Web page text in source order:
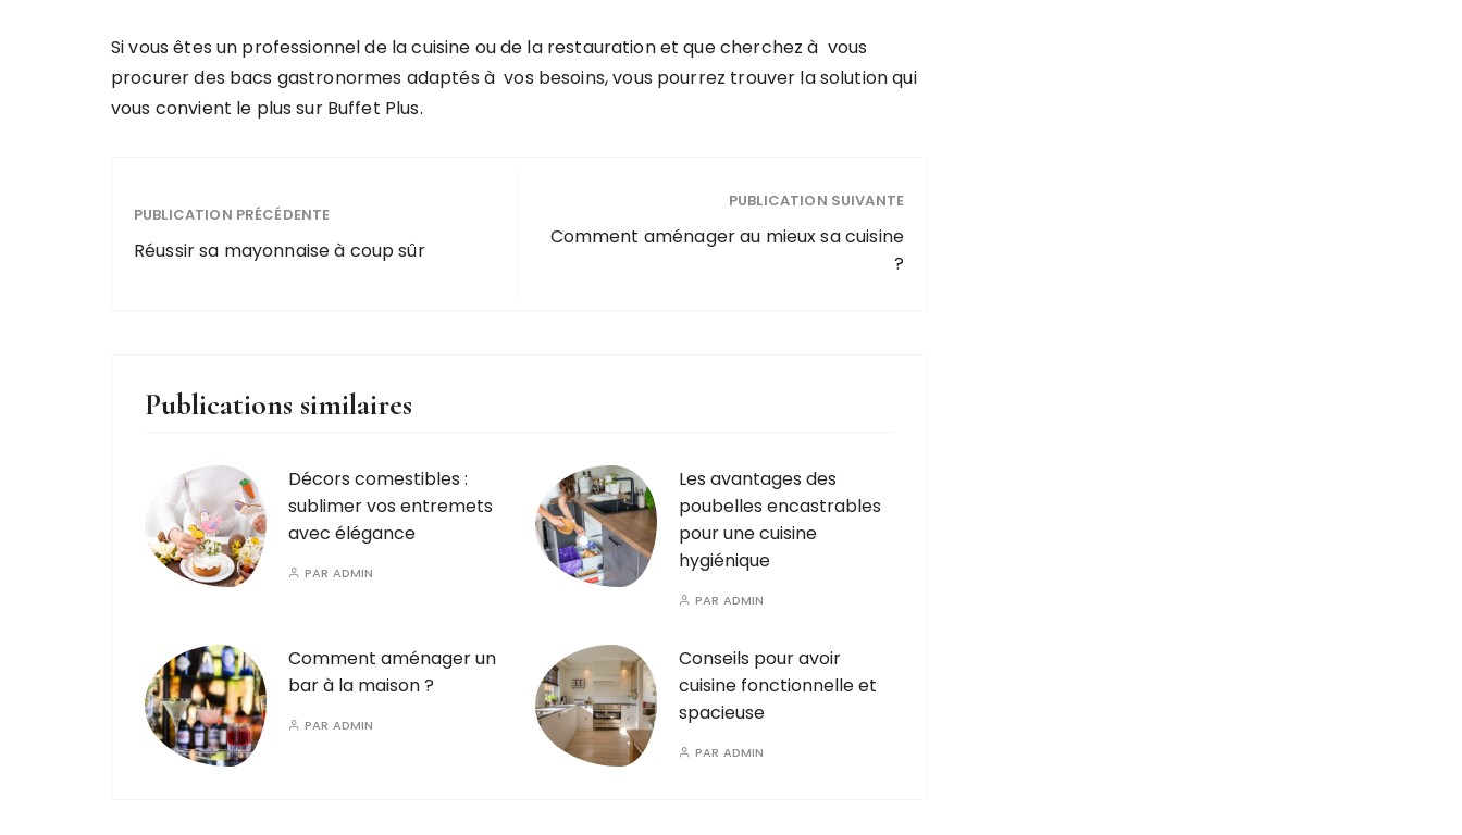
Si vous êtes un professionnel de la cuisine ou de la restauration et que cherchez à vous
procurer des bacs gastronormes adaptés à vos besoins, vous pourrez trouver la solution qui
vous convient le plus sur Buffet Plus.
PUBLICATION PRÉCÉDENTE
Réussir sa mayonnaise à coup sûr
PUBLICATION SUIVANTE
Comment aménager au mieux sa cuisine
?
Publications similaires
Décors comestibles :
sublimer vos entremets
avec élégance​
PAR ADMIN
Les avantages des
poubelles encastrables
pour une cuisine
hygiénique
PAR ADMIN
Comment aménager un
bar à la maison ?
PAR ADMIN
Conseils pour avoir
cuisine fonctionnelle et
spacieuse
PAR ADMIN